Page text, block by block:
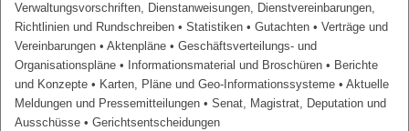
Verwaltungsvorschriften, Dienstanweisungen, Dienstvereinbarungen,
Richtlinien und Rundschreiben • Statistiken • Gutachten • Verträge und
Vereinbarungen • Aktenpläne • Geschäftsverteilungs- und
Organisationspläne • Informationsmaterial und Broschüren • Berichte
und Konzepte • Karten, Pläne und Geo-Informationssysteme • Aktuelle
Meldungen und Pressemitteilungen • Senat, Magistrat, Deputation und
Ausschüsse • Gerichtsentscheidungen